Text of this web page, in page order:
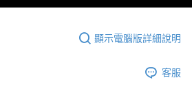
顯示電腦版詳細說明
客服